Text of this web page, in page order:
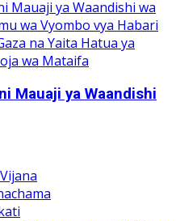
Mauaji ya Waandishi